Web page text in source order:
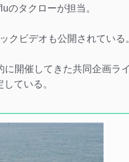
のタクローが担当。
クビデオも公開されている
に開催してきた共同企画ラ
ている。